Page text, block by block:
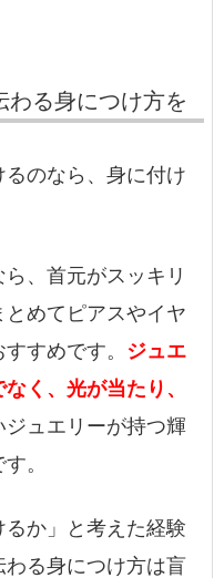
わる身につけ方を
のなら、身に付け
、首元がスッキリ
めてピアスやイヤ
すめです。 ジュエ
く、光が当たり、
ジュエリーが持つ輝
。
るか」と考えた経験
る身につけ方は盲